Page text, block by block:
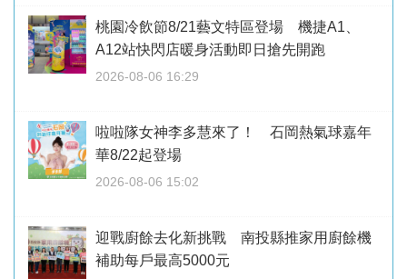
桃園冷飲節8/21藝文特區登場 機捷A1、
A12站快閃店暖身活動即日搶先開跑
2026-08-06 16:29
啦啦隊女神李多慧來了！ 石岡熱氣球嘉年
華8/22起登場
2026-08-06 15:02
迎戰廚餘去化新挑戰 南投縣推家用廚餘機
補助每戶最高5000元